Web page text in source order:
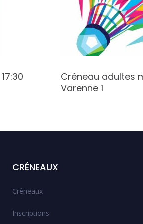
Créneau adultes
Varenne 1
CRÉNEAUX
Créneaux
Inscriptions